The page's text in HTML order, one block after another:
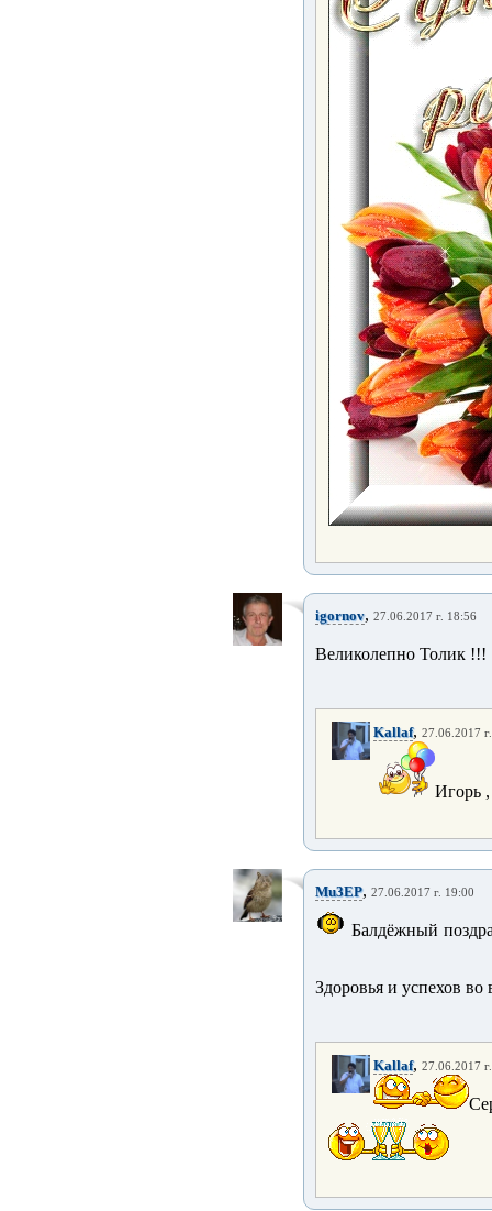
igornov, 27.06.2017 г. 18:56
Великолепно Толик !!!
Kallaf, 27.06.2017
Игорь
Mu3EP, 27.06.2017 г. 19:00
Балдёжный
Здоровья и успехов
Kallaf, 27.06.2017